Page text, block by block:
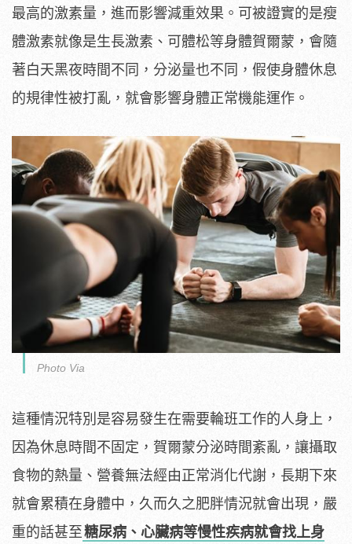
最高的激素量，進而影響減重效果。可被證實的是瘦
體激素就像是生長激素、可體松等身體賀爾蒙，會隨
著白天黑夜時間不同，分泌量也不同，假使身體休息
的規律性被打亂，就會影響身體正常機能運作。
Photo Via
這種情況特別是容易發生在需要輪班工作的人身上，
因為休息時間不固定，賀爾蒙分泌時間紊亂，讓攝取
食物的熱量、營養無法經由正常消化代謝，長期下來
就會累積在身體中，久而久之肥胖情況就會出現，嚴
重的話甚至糖尿病、心臟病等慢性疾病就會找上身